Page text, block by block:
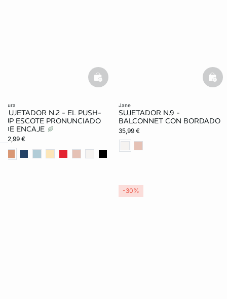
aura
SUJETADOR N.2 - EL PUSH-
UP ESCOTE PRONUNCIADO
DE ENCAJE
32,99 €
basketfull
jane
SUJETADOR N.9 -
BALCONNET CON BORDADO
35,99 €
-30%